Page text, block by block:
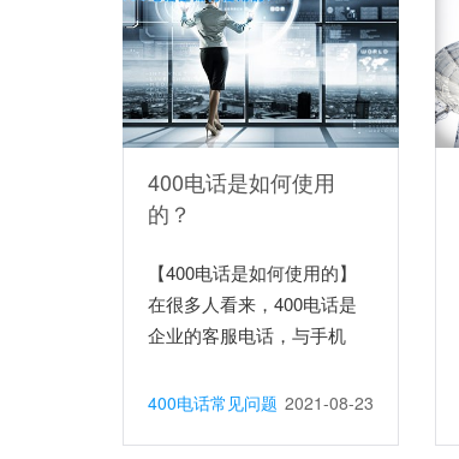
400电话是如何使用
的？
【400电话是如何使用的】
在很多人看来，400电话是
企业的客服电话，与手机
400电话常见问题 2021-08-23